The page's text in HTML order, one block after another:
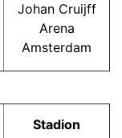
Johan Cruijff
Arena
Amsterdam
Stadion